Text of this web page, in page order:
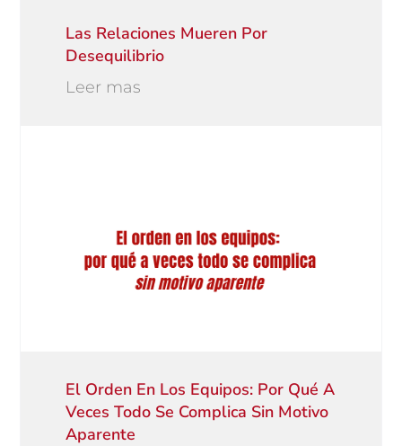
Las Relaciones Mueren Por
Desequilibrio
Leer mas
El Orden En Los Equipos: Por Qué A
Veces Todo Se Complica Sin Motivo
Aparente